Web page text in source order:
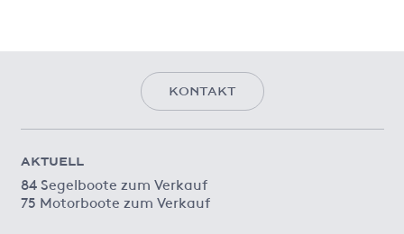
KONTAKT
AKTUELL
84 Segelboote zum Verkauf
75 Motorboote zum Verkauf